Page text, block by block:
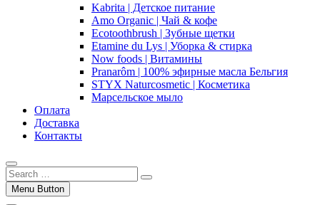
Kabrita | Детское питание
Amo Organic | Чай & кофе
Ecotoothbrush | Зубные щетки
Etamine du Lys | Уборка & стирка
Now foods | Витамины
Pranarôm | 100% эфирные масла Бельгия
STYX Naturcosmetic | Косметика
Марсельское мыло
Оплата
Доставка
Контакты
Menu Button